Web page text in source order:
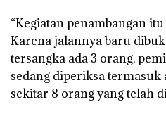
“Kegiatan penambangan
Karena jalannya baru
tersangka ada 3 orang,
sedang diperiksa termasuk
sekitar 8 orang yang telah